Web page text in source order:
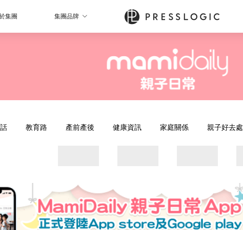
集團 集團品牌
教育路 產前產後 健康資訊 家庭關係 親子好去處